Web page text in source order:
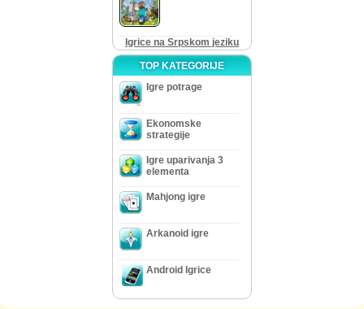
Igrice na Srpskom jeziku
TOP KATEGORIJE
Igre potrage
Ekonomske
strategije
Igre uparivanja 3
elementa
Mahjong igre
Arkanoid igre
Android Igrice